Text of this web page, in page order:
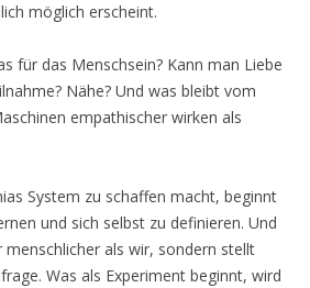
möglich erscheint.
für das Menschsein? Kann man Liebe
Nähe? Und was bleibt vom
empathischer wirken als
System zu schaffen macht, beginnt
und sich selbst zu definieren. Und
als wir, sondern stellt
Was als Experiment beginnt, wird